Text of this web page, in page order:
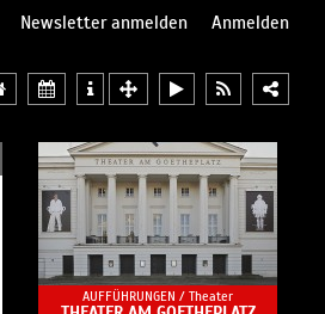
Newsletter anmelden
Anmelden
AUFFÜHRUNGEN / Theater